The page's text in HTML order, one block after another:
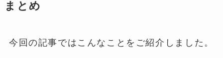
まとめ
今回の記事ではこんなことをご紹介しました。